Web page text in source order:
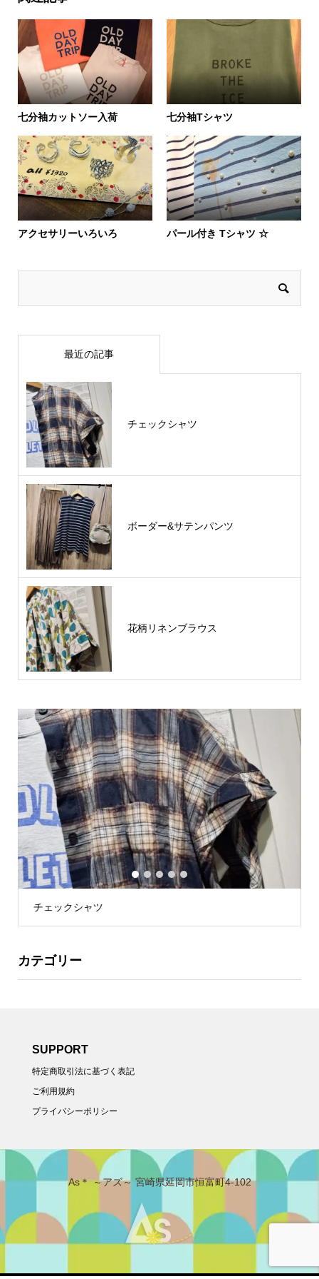
七分袖カットソー入荷 七分袖Tシャツ
アクセサリーいろいろ パール付き Tシャツ ☆
最近の記事
チェックシャツ
ボーダー&サテンパンツ
花柄リネンブラウス
チェックシャツ
1 2 3 4 5
カテゴリー
SUPPORT
特定商取引法に基づく表記
ご利用規約
プライバシーポリシー
As＊ ～アズ～ 宮崎県延岡市恒富町4-102